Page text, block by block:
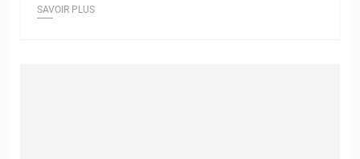
SAVOIR PLUS